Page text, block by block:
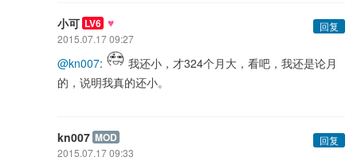
小可 LV6 ♥
回复
2015.07.17 09:27
@kn007:
我还小，才324个月大，看吧，我还是论月
的，说明我真的还小。
kn007 MOD
回复
2015.07.17 09:33